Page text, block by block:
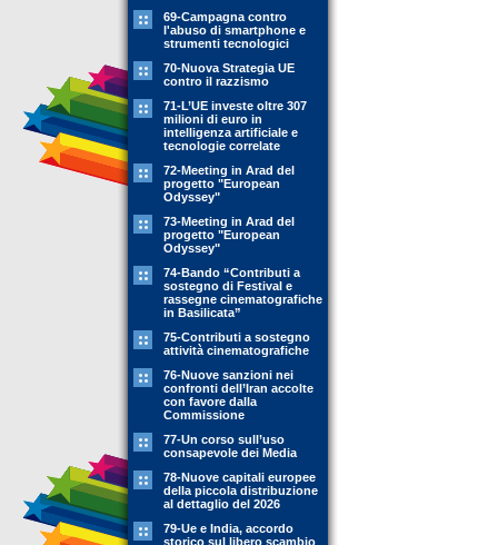
69-Campagna contro
l'abuso di smartphone e
strumenti tecnologici
70-Nuova Strategia UE
contro il razzismo
71-L’UE investe oltre 307
milioni di euro in
intelligenza artificiale e
tecnologie correlate
72-Meeting in Arad del
progetto "European
Odyssey"
73-Meeting in Arad del
progetto "European
Odyssey"
74-Bando “Contributi a
sostegno di Festival e
rassegne cinematografiche
in Basilicata”
75-Contributi a sostegno
attività cinematografiche
76-Nuove sanzioni nei
confronti dell’Iran accolte
con favore dalla
Commissione
77-Un corso sull’uso
consapevole dei Media
78-Nuove capitali europee
della piccola distribuzione
al dettaglio del 2026
79-Ue e India, accordo
storico sul libero scambio